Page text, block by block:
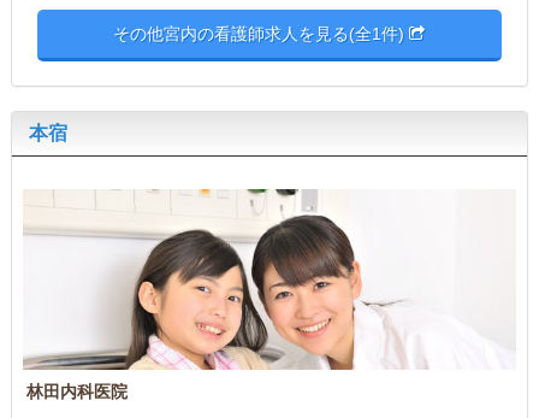
その他宮内の看護師求人を見る(全1件)
本宿
林田内科医院